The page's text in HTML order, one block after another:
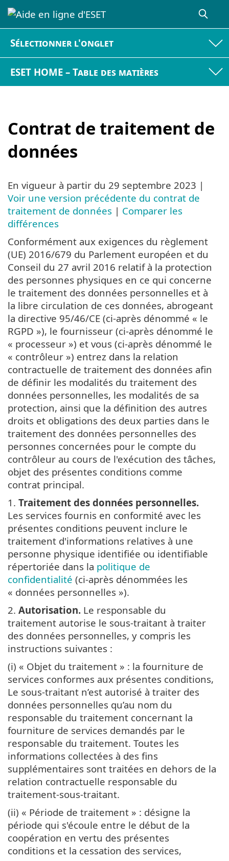
Sélectionner l'onglet
ESET HOME – Table des matières
Contrat de traitement de
données
En vigueur à partir du 29 septembre 2023 |
Voir une version précédente du contrat de
traitement de données | Comparer les
différences
Conformément aux exigences du règlement
(UE) 2016/679 du Parlement européen et du
Conseil du 27 avril 2016 relatif à la protection
des personnes physiques en ce qui concerne
le traitement des données personnelles et à
la libre circulation de ces données, abrogeant
la directive 95/46/CE (ci-après dénommé « le
RGPD »), le fournisseur (ci-après dénommé le
« processeur ») et vous (ci-après dénommé le
« contrôleur ») entrez dans la relation
contractuelle de traitement des données afin
de définir les modalités du traitement des
données personnelles, les modalités de sa
protection, ainsi que la définition des autres
droits et obligations des deux parties dans le
traitement des données personnelles des
personnes concernées pour le compte du
contrôleur au cours de l'exécution des tâches,
objet des présentes conditions comme
contrat principal.
1. Traitement des données personnelles.
Les services fournis en conformité avec les
présentes conditions peuvent inclure le
traitement d'informations relatives à une
personne physique identifiée ou identifiable
répertoriée dans la politique de
confidentialité (ci-après dénommées les
« données personnelles »).
2. Autorisation. Le responsable du
traitement autorise le sous-traitant à traiter
des données personnelles, y compris les
instructions suivantes :
(i) « Objet du traitement » : la fourniture de
services conformes aux présentes conditions,
Le sous-traitant n’est autorisé à traiter des
données personnelles qu’au nom du
responsable du traitement concernant la
fourniture de services demandés par le
responsable du traitement. Toutes les
informations collectées à des fins
supplémentaires sont traitées en dehors de la
relation contractuelle responsable du
traitement-sous-traitant.
(ii) « Période de traitement » : désigne la
période qui s'écoule entre le début de la
coopération en vertu des présentes
conditions et la cessation des services,